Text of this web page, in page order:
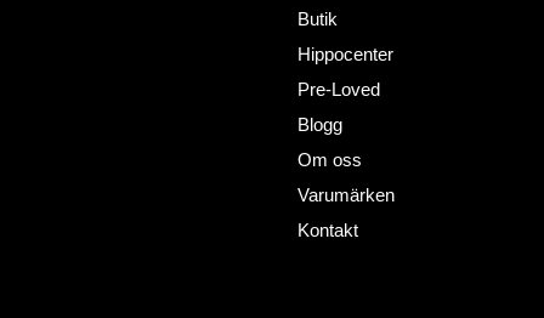
Butik
Hippocenter
Pre-Loved
Blogg
Om oss
Varumärken
Kontakt